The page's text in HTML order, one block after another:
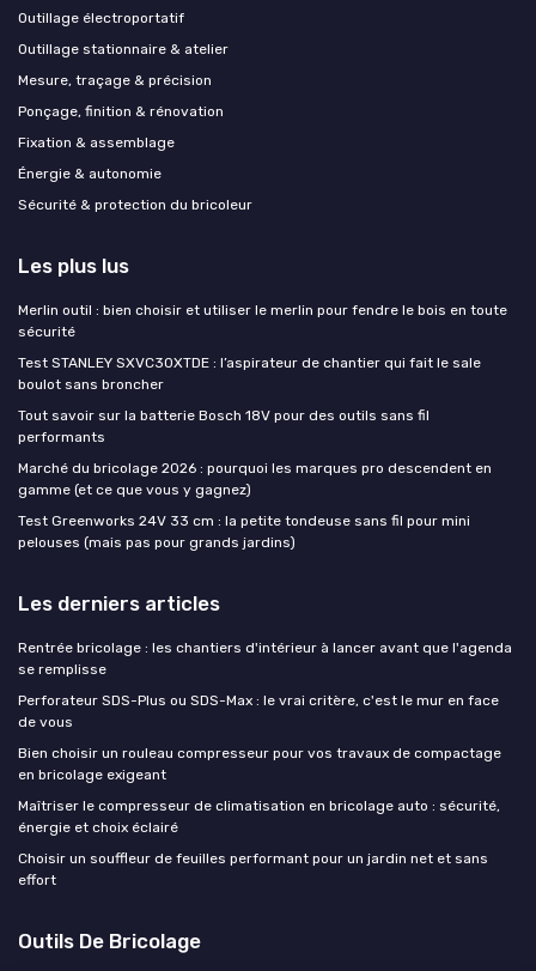
Outillage électroportatif
Outillage stationnaire & atelier
Mesure, traçage & précision
Ponçage, finition & rénovation
Fixation & assemblage
Énergie & autonomie
Sécurité & protection du bricoleur
Les plus lus
Merlin outil : bien choisir et utiliser le merlin pour fendre le bois en toute
sécurité
Test STANLEY SXVC30XTDE : l’aspirateur de chantier qui fait le sale
boulot sans broncher
Tout savoir sur la batterie Bosch 18V pour des outils sans fil
performants
Marché du bricolage 2026 : pourquoi les marques pro descendent en
gamme (et ce que vous y gagnez)
Test Greenworks 24V 33 cm : la petite tondeuse sans fil pour mini
pelouses (mais pas pour grands jardins)
Les derniers articles
Rentrée bricolage : les chantiers d'intérieur à lancer avant que l'agenda
se remplisse
Perforateur SDS-Plus ou SDS-Max : le vrai critère, c'est le mur en face
de vous
Bien choisir un rouleau compresseur pour vos travaux de compactage
en bricolage exigeant
Maîtriser le compresseur de climatisation en bricolage auto : sécurité,
énergie et choix éclairé
Choisir un souffleur de feuilles performant pour un jardin net et sans
effort
Outils De Bricolage